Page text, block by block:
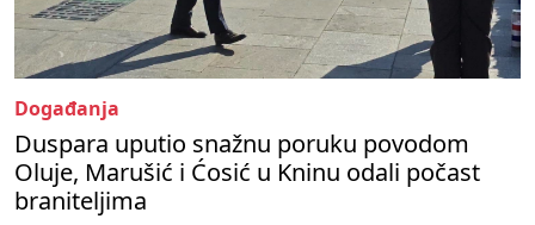
Događanja
Duspara uputio snažnu poruku povodom
Oluje, Marušić i Ćosić u Kninu odali počast
braniteljima